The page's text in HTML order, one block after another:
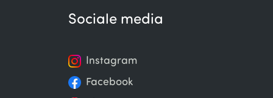
Sociale media
Instagram
Facebook